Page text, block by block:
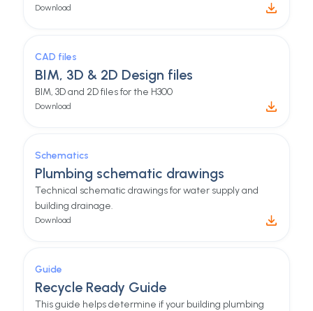
Download
CAD files
BIM, 3D & 2D Design files
BIM, 3D and 2D files for the H300
Download
Schematics
Plumbing schematic drawings
Technical schematic drawings for water supply and
building drainage.
Download
Guide
Recycle Ready Guide
This guide helps determine if your building plumbing